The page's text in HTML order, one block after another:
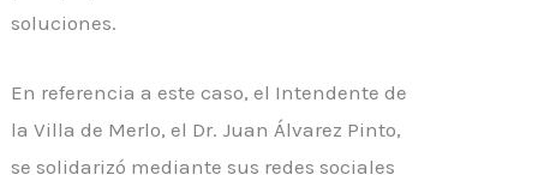
soluciones.
En referencia a este caso, el Intendente de
la Villa de Merlo, el Dr. Juan Álvarez Pinto,
se solidarizó mediante sus redes sociales